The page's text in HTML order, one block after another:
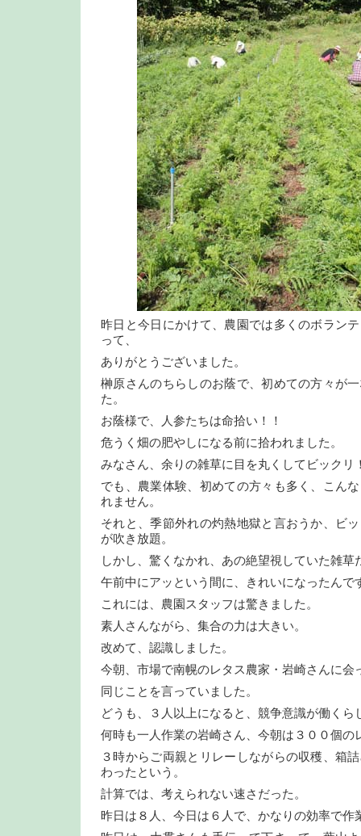
昨日と今日にかけて、農園では多くのボラン
って、
ありがとうございました。
榊原さんのちらしのお蔭で、初めての方々が
た。
お蔭様で、人参たちは命拾い！！
危うく畑の肥やしになる前に拾われました。
みなさん、余りの雑草に目を丸くしてビックリ
でも、農業体験、初めての方々も多く、こん
れません。
それと、季節外れの灼熱地獄と言おうか、ビ
が吹き放題。
しかし、驚くなかれ、あの絶望視していた雑草
午前中にアッという間に、きれいになったんで
これには、農園スタッフは驚きました。
素人さんながら、集合の力は大きい。
改めて、認識しました。
今朝、市場で南幌のレタス農家・岩崎さんに会
同じことを言っていました。
どうも、３人以上になると、競争意識が働くら
何時も一人作業の岩崎さん、今朝は３００個の
３時からご両親とリレーしながらの収穫、箱
わったという。
計算では、考えられない速さだった。
昨日は８人、今日は６人で、かなりの効率で作